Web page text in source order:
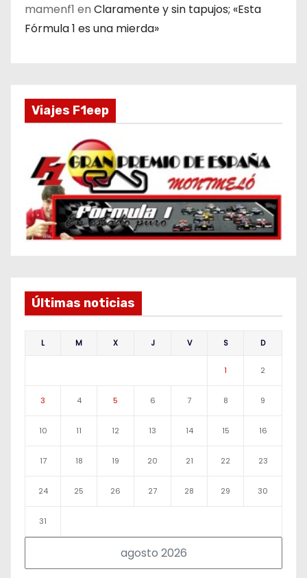
mamenf1 en Claramente y sin tapujos; «Esta
Fórmula 1 es una mierda»
Viajes F1eep
Últimas noticias
agosto 2026
L M X J V S D
1 2
3 4 5 6 7 8 9
10 11 12 13 14 15 16
17 18 19 20 21 22 23
24 25 26 27 28 29 30
31